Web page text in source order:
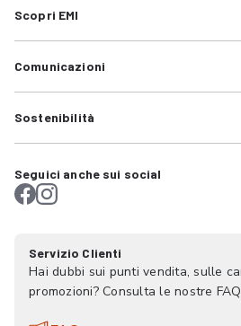
Scopri EMI
Comunicazioni
Sostenibilità
Seguici anche sui social
Servizio Clienti
Hai dubbi sui punti vendita, sulle
promozioni? Consulta le nostre